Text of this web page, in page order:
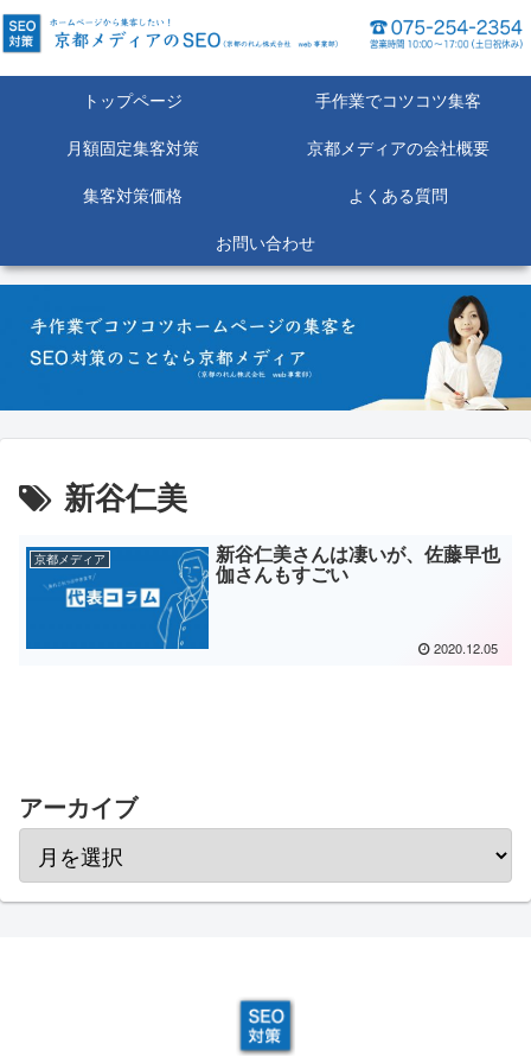
トップページ
手作業でコツコツ集客
月額固定集客対策
京都メディアの会社概要
集客対策価格
よくある質問
お問い合わせ
新谷仁美
京都メディア 新谷仁美さんは凄いが、佐藤早也
伽さんもすごい
2020.12.05
アーカイブ